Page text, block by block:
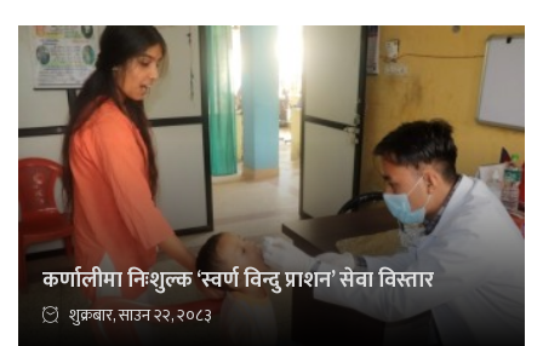
कर्णालीमा निःशुल्क ‘स्वर्ण विन्दु प्राशन’ सेवा विस्तार
शुक्रबार, साउन २२, २०८३